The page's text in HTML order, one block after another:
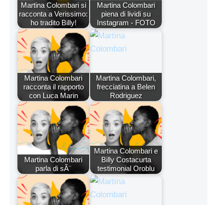
Martina Colombari si
racconta a Verissimo:
ho tradito Billy!
Martina Colombari
piena di lividi su
Instagram - FOTO
Martina Colombari
racconta il rapporto
con Luca Marin
Martina Colombari,
frecciatina a Belen
Rodriguez
Martina Colombari
parla di sÃ¨
Martina Colombari e
Billy Costacurta
testimonial Oroblu